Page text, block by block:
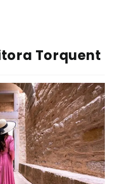
Torquent